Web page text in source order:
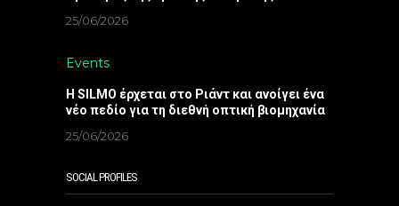
25/06/2026
Events
Η SILMO έρχεται στο Ριάντ και ανοίγει ένα
νέο πεδίο για τη διεθνή οπτική βιομηχανία
25/06/2026
SOCIAL PROFILES